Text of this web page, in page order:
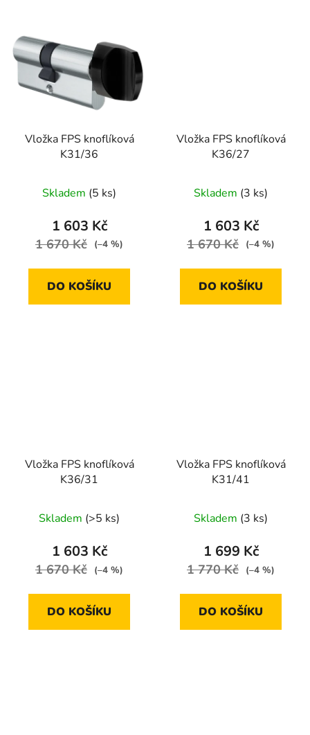
Vložka FPS knoflíková
K31/36
Skladem (5 ks)
1 603 Kč
1 670 Kč (–4 %)
DO KOŠÍKU
Vložka FPS knoflíková
K36/27
Skladem (3 ks)
1 603 Kč
1 670 Kč (–4 %)
DO KOŠÍKU
Vložka FPS knoflíková
K36/31
Skladem (>5 ks)
1 603 Kč
1 670 Kč (–4 %)
DO KOŠÍKU
Vložka FPS knoflíková
K31/41
Skladem (3 ks)
1 699 Kč
1 770 Kč (–4 %)
DO KOŠÍKU